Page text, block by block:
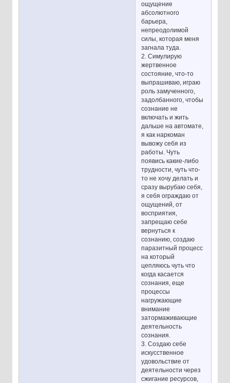
ощущение
абсолютного
барьера,
непреодолимой
силы, которая меня
загнала туда.
2. Симулирую
жертвенное
состояние, что-то
выпрашиваю, играю
роль замученного,
задолбанного, чтобы
сознание не
включать и жить
дальше на автомате,
я как наркоман
вывожу себя из
работы. Чуть
появись какие-либо
трудности, чуть что-
то не хочу делать и
сразу вырубаю себя,
я себя ограждаю от
ощущений, от
восприятия,
запрещаю себе
вернуться к
сознанию, создаю
паразитный процесс
на который
цепляюсь чуть что
когда касается
сознания, еще
процессы
нагружающие
внимание
затормаживающие
деятельность
сознания.
3. Создаю себе
искусственное
удовольствие от
деятельности через
сжигание ресурсов,